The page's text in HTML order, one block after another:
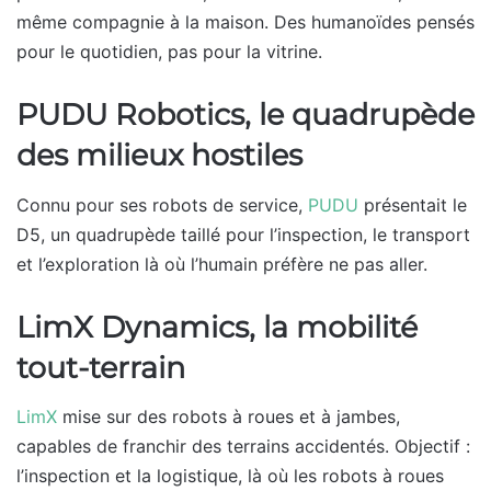
même compagnie à la maison. Des humanoïdes pensés
pour le quotidien, pas pour la vitrine.
PUDU Robotics, le quadrupède
des milieux hostiles
Connu pour ses robots de service, PUDU présentait le
D5, un quadrupède taillé pour l’inspection, le transport
et l’exploration là où l’humain préfère ne pas aller.
LimX Dynamics, la mobilité
tout-terrain
LimX mise sur des robots à roues et à jambes,
capables de franchir des terrains accidentés. Objectif :
l’inspection et la logistique, là où les robots à roues